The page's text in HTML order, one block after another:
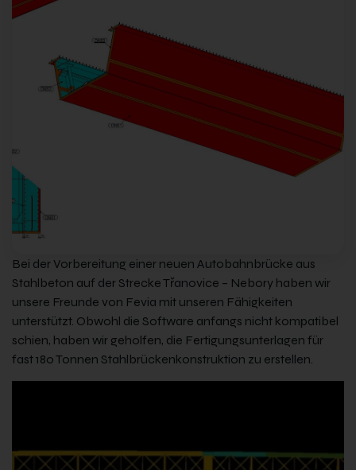
Bei der Vorbereitung einer neuen Autobahnbrücke aus
Stahlbeton auf der Strecke Třanovice – Nebory haben wir
unsere Freunde von Fevia mit unseren Fähigkeiten
unterstützt. Obwohl die Software anfangs nicht kompatibel
schien, haben wir geholfen, die Fertigungsunterlagen für
fast 180 Tonnen Stahlbrückenkonstruktion zu erstellen.